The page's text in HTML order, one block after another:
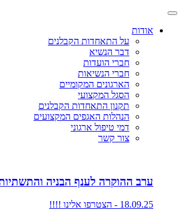
אודות
על התאחדות הקבלנים
דבר הנשיא
חברי הועדות
חברי הנשיאות
הארגונים המקומיים
הסגל המקצועי
תקנון התאחדות הקבלנים
הנהלות האגפים המקצועים
דמי טיפול ארגוני
צור קשר
ערב ההוקרה לענף הבניה
18.09.25 - הצטרפו אלינו !!!!